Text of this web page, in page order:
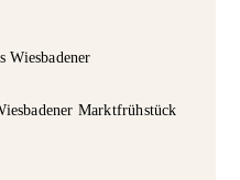
Marktfrühstück